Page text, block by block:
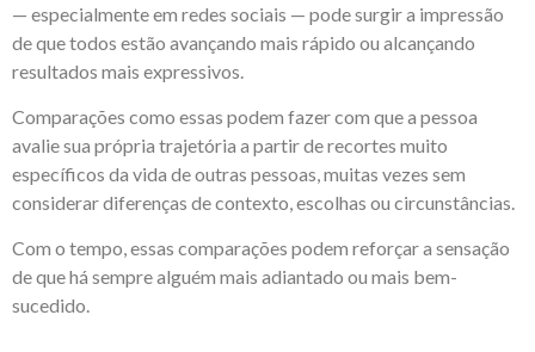
— especialmente em redes sociais — pode surgir a impressão
de que todos estão avançando mais rápido ou alcançando
resultados mais expressivos.
Comparações como essas podem fazer com que a pessoa
avalie sua própria trajetória a partir de recortes muito
específicos da vida de outras pessoas, muitas vezes sem
considerar diferenças de contexto, escolhas ou circunstâncias.
Com o tempo, essas comparações podem reforçar a sensação
de que há sempre alguém mais adiantado ou mais bem-
sucedido.